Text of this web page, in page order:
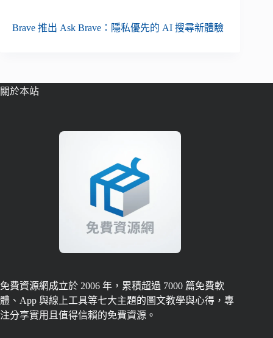
Brave 推出 Ask Brave：隱私優先的 AI 搜尋新體驗
關於本站
免費資源網成立於 2006 年，累積超過 7000 篇免費軟
體、App 與線上工具等七大主題的圖文教學與心得，專
注分享實用且值得信賴的免費資源。